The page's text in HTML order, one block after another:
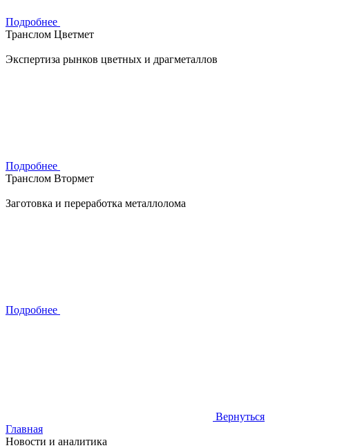
Подробнее
Транслом Цветмет
Экспертиза рынков цветных и драгметаллов
Подробнее
Транслом Втормет
Заготовка и переработка металлолома
Подробнее
Вернуться
Главная
Новости и аналитика